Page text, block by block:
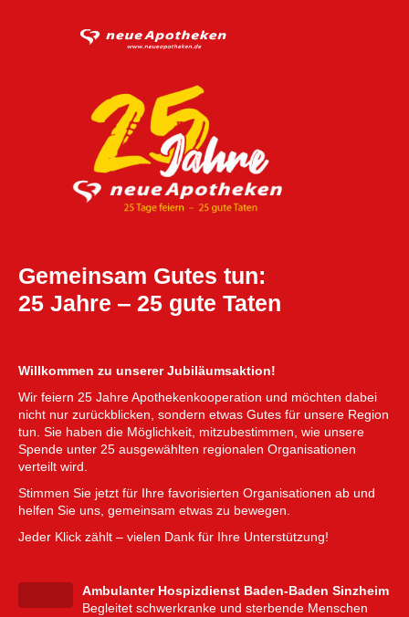
Gemeinsam Gutes tun:
25 Jahre ‒ 25 gute Taten
Willkommen zu unserer Jubiläumsaktion!
Wir feiern 25 Jahre Apothekenkooperation und möchten dabei
nicht nur zurückblicken, sondern etwas Gutes für unsere Region
tun. Sie haben die Möglichkeit, mitzubestimmen, wie unsere
Spende unter 25 ausgewählten regionalen Organisationen
verteilt wird.
Stimmen Sie jetzt für Ihre favorisierten Organisationen ab und
helfen Sie uns, gemeinsam etwas zu bewegen.
Jeder Klick zählt – vielen Dank für Ihre Unterstützung!
Ambulanter Hospizdienst Baden-Baden Sinzheim
Begleitet schwerkranke und sterbende Menschen